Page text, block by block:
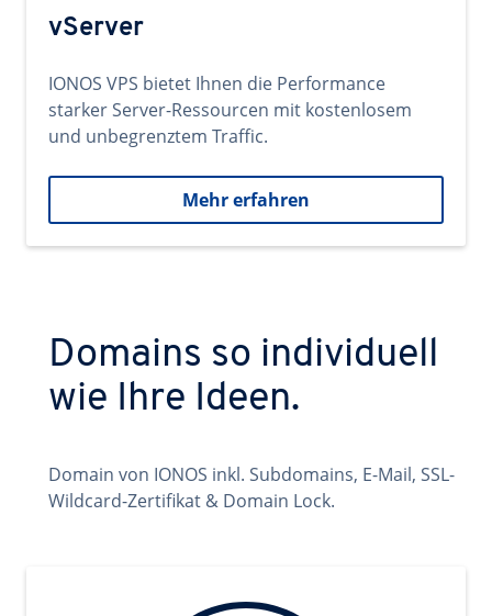
vServer
IONOS VPS bietet Ihnen die Performance
starker Server-Ressourcen mit kostenlosem
und unbegrenztem Traffic.
Mehr erfahren
Domains so individuell
wie Ihre Ideen.
Domain von IONOS inkl. Subdomains, E-Mail, SSL-
Wildcard-Zertifikat & Domain Lock.